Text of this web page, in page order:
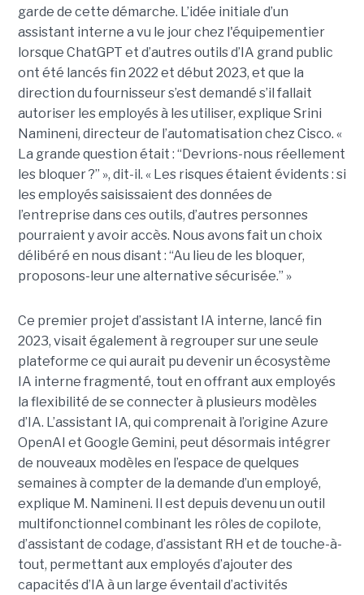
garde de cette démarche. L’idée initiale d’un
assistant interne a vu le jour chez l'équipementier
lorsque ChatGPT et d’autres outils d’IA grand public
ont été lancés fin 2022 et début 2023, et que la
direction du fournisseur s’est demandé s’il fallait
autoriser les employés à les utiliser, explique Srini
Namineni, directeur de l’automatisation chez Cisco. «
La grande question était : “Devrions-nous réellement
les bloquer ?” », dit-il. « Les risques étaient évidents : si
les employés saisissaient des données de
l’entreprise dans ces outils, d’autres personnes
pourraient y avoir accès. Nous avons fait un choix
délibéré en nous disant : “Au lieu de les bloquer,
proposons-leur une alternative sécurisée.” »
Ce premier projet d’assistant IA interne, lancé fin
2023, visait également à regrouper sur une seule
plateforme ce qui aurait pu devenir un écosystème
IA interne fragmenté, tout en offrant aux employés
la flexibilité de se connecter à plusieurs modèles
d’IA. L’assistant IA, qui comprenait à l’origine Azure
OpenAI et Google Gemini, peut désormais intégrer
de nouveaux modèles en l’espace de quelques
semaines à compter de la demande d’un employé,
explique M. Namineni. Il est depuis devenu un outil
multifonctionnel combinant les rôles de copilote,
d’assistant de codage, d’assistant RH et de touche-à-
tout, permettant aux employés d’ajouter des
capacités d’IA à un large éventail d’activités